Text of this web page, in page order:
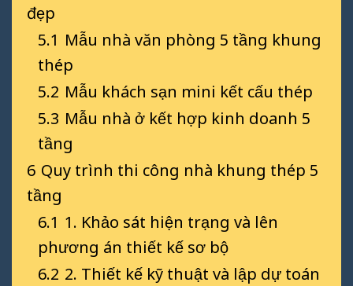
đẹp
5.1 Mẫu nhà văn phòng 5 tầng khung
thép
5.2 Mẫu khách sạn mini kết cấu thép
5.3 Mẫu nhà ở kết hợp kinh doanh 5
tầng
6 Quy trình thi công nhà khung thép 5
tầng
6.1 1. Khảo sát hiện trạng và lên
phương án thiết kế sơ bộ
6.2 2. Thiết kế kỹ thuật và lập dự toán